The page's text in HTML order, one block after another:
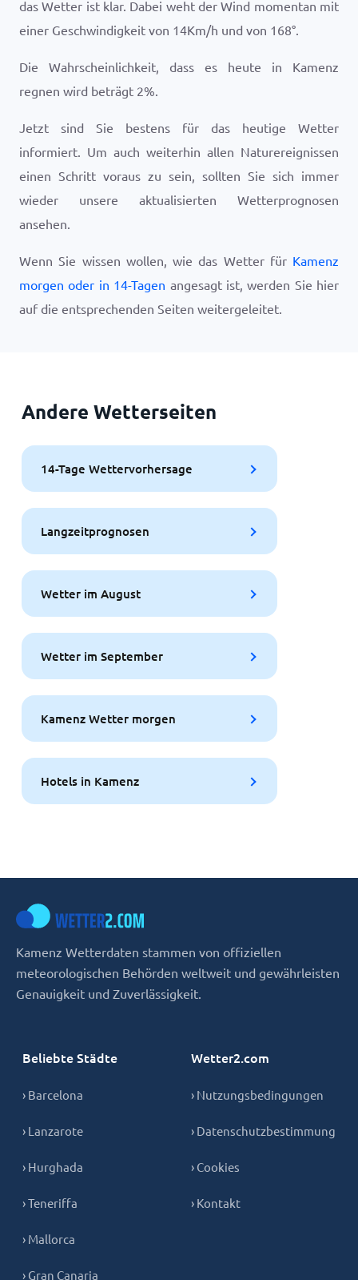
das Wetter ist klar. Dabei weht der Wind momentan mit
einer Geschwindigkeit von 14Km/h und von 168°.
Die Wahrscheinlichkeit, dass es heute in Kamenz
regnen wird beträgt 2%.
Jetzt sind Sie bestens für das heutige Wetter
informiert. Um auch weiterhin allen Naturereignissen
einen Schritt voraus zu sein, sollten Sie sich immer
wieder unsere aktualisierten Wetterprognosen
ansehen.
Wenn Sie wissen wollen, wie das Wetter für Kamenz
morgen oder in 14-Tagen angesagt ist, werden Sie hier
auf die entsprechenden Seiten weitergeleitet.
Andere Wetterseiten
14-Tage Wettervorhersage
Langzeitprognosen
Wetter im August
Wetter im September
Kamenz Wetter morgen
Hotels in Kamenz
Kamenz Wetterdaten stammen von offiziellen
meteorologischen Behörden weltweit und gewährleisten
Genauigkeit und Zuverlässigkeit.
Beliebte Städte
› Barcelona
› Lanzarote
› Hurghada
› Teneriffa
› Mallorca
› Gran Canaria
Wetter2.com
› Nutzungsbedingungen
› Datenschutzbestimmung
› Cookies
› Kontakt